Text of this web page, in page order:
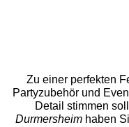
Zu einer perfekten
Partyzubehör und
Detail stimmen
Durmersheimhaben